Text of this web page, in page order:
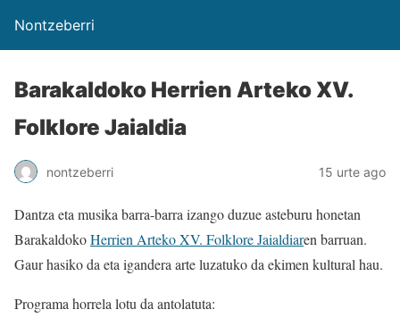
Nontzeberri
Barakaldoko Herrien Arteko XV.
Folklore Jaialdia
nontzeberri 15 urte ago
Dantza eta musika barra-barra izango duzue asteburu honetan
BarakaldokoHerrien Arteko XV. Folklore Jaialdiaren barruan.
Gaur hasiko da eta igandera arte luzatuko da ekimen kultural hau.
Programa horrela lotu da antolatuta: